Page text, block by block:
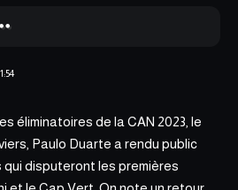
éliminatoires de la CAN 2023, le
Paulo Duarte a rendu public
qui disputeront les premières